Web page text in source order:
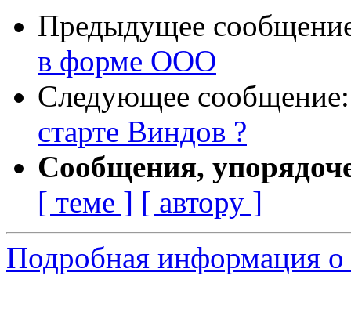
Предыдущее
в форме OOO
Следующее
старте Виндов ?
Сообщения,
[ теме ] [ автору ]
Подробная информация о